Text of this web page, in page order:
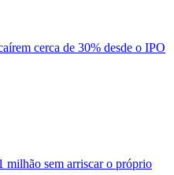
cerca de 30% desde o IPO
milhão sem arriscar o próprio